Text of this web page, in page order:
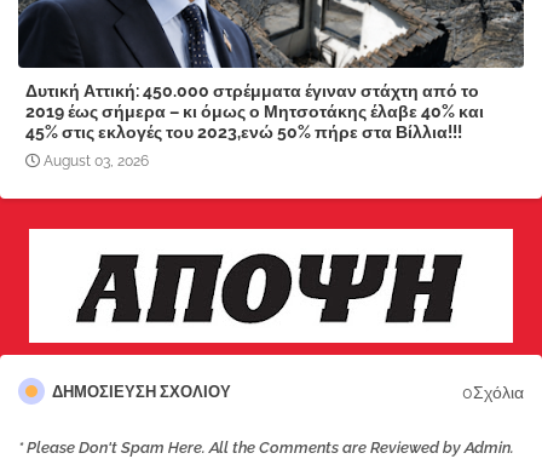
Δυτική Αττική: 450.000 στρέμματα έγιναν στάχτη από το
2019 έως σήμερα – κι όμως ο Μητσοτάκης έλαβε 40% και
45% στις εκλογές του 2023,ενώ 50% πήρε στα Βίλλια!!!
August 03, 2026
ΔΗΜΟΣΊΕΥΣΗ ΣΧΟΛΊΟΥ 0Σχόλια
* Please Don't Spam Here. All the Comments are Reviewed by Admin.